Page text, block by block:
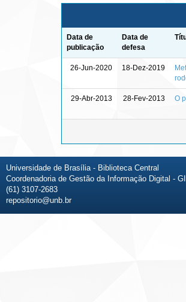
Data de
publicação
Data de
defesa
26-Jun-2020 18-Dez-2019
29-Abr-2013 28-Fev-2013 O
Universidade de Brasília - Biblioteca Central
Coordenadoria de Gestão da Informação Digital -
(61) 3107-2683
repositorio@unb.br